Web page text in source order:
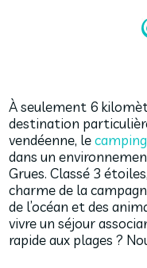
À seulement 6
destination
vendéenne, le
dans un
Grues. Classé 3
charme de la
de l’océan et des
vivre un séjour
rapide aux plages ?